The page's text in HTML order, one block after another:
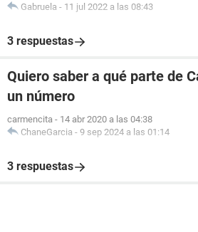
Gabruela - 11 jul 2022 a las 08:43
3 respuestas
Quiero saber a qué parte de
un número
carmencita - 14 abr 2020 a las 04:38
ChaneGarcia - 9 sep 2024 a las 01:14
3 respuestas